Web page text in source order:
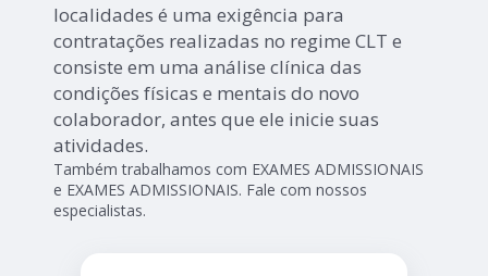
localidades é uma exigência para
contratações realizadas no regime CLT e
consiste em uma análise clínica das
condições físicas e mentais do novo
colaborador, antes que ele inicie suas
atividades.
Também trabalhamos com EXAMES ADMISSIONAIS
e EXAMES ADMISSIONAIS. Fale com nossos
especialistas.